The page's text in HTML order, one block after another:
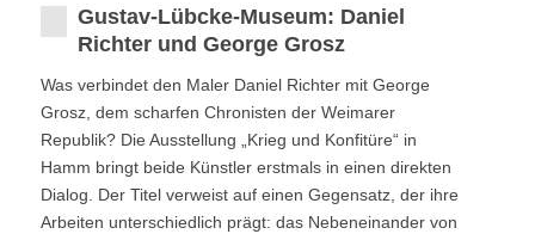
Gustav-Lübcke-Museum: Daniel
Richter und George Grosz
Was verbindet den Maler Daniel Richter mit George
Grosz, dem scharfen Chronisten der Weimarer
Republik? Die Ausstellung „Krieg und Konfitüre“ in
Hamm bringt beide Künstler erstmals in einen direkten
Dialog. Der Titel verweist auf einen Gegensatz, der ihre
Arbeiten unterschiedlich prägt: das Nebeneinander von